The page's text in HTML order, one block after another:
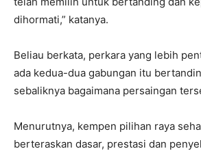
dihormati,” katanya.
Beliau berkata, perkara yang lebih
ada kedua-dua gabungan itu
sebaliknya bagaimana persaingan
Menurutnya, kempen pilihan raya
berteraskan dasar, prestasi dan